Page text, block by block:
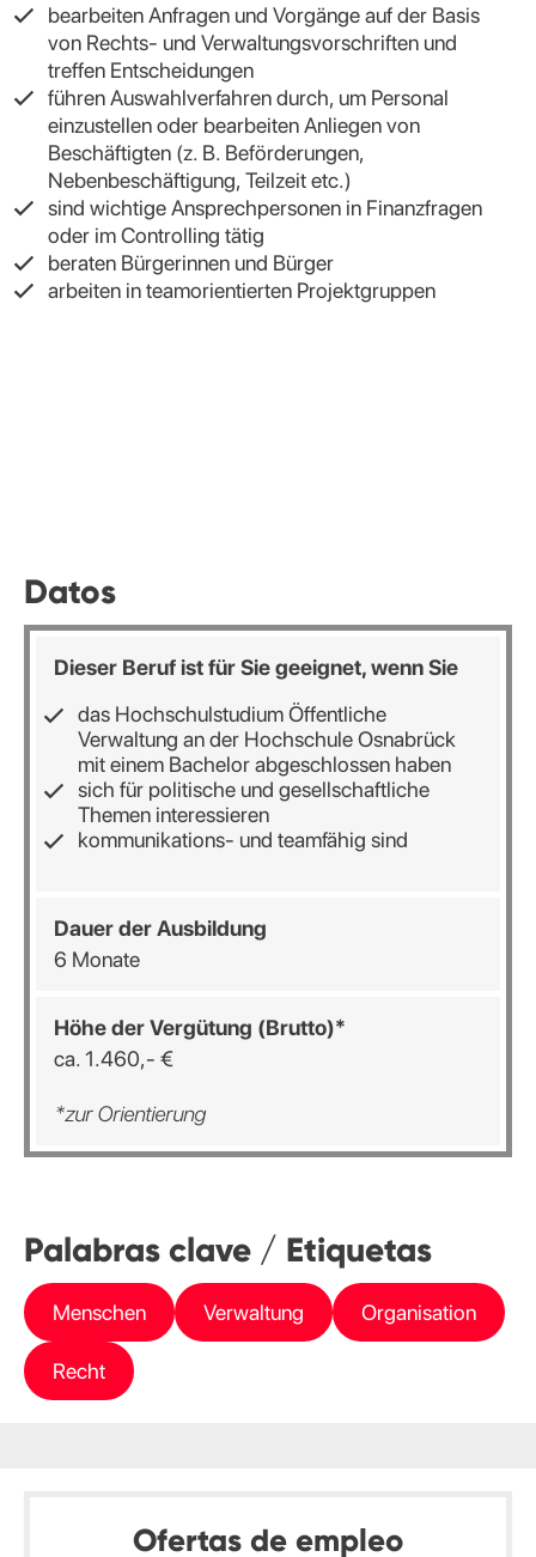
bearbeiten Anfragen und Vorgänge auf der Basis
von Rechts- und Verwaltungsvorschriften und
treffen Entscheidungen
führen Auswahlverfahren durch, um Personal
einzustellen oder bearbeiten Anliegen von
Beschäftigten (z. B. Beförderungen,
Nebenbeschäftigung, Teilzeit etc.)
sind wichtige Ansprechpersonen in Finanzfragen
oder im Controlling tätig
beraten Bürgerinnen und Bürger
arbeiten in teamorientierten Projektgruppen
Datos
Dieser Beruf ist für Sie geeignet, wenn Sie
das Hochschulstudium Öffentliche
Verwaltung an der Hochschule Osnabrück
mit einem Bachelor abgeschlossen haben
sich für politische und gesellschaftliche
Themen interessieren
kommunikations- und teamfähig sind
Dauer der Ausbildung
6 Monate
Höhe der Vergütung (Brutto)*
ca. 1.460,- €
*zur Orientierung
Palabras clave / Etiquetas
Menschen Verwaltung Organisation
Recht
Ofertas de empleo